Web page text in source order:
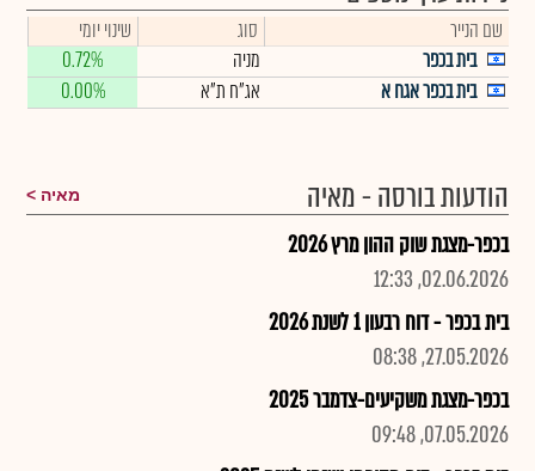
שם הנייר סוג
שינוי יומי
בית בכפר
מניה
0.72%
בית בכפר אגח א
אג"ח ת"א 0.00%
הודעות בורסה - מאיה מאיה
בכפר-מצגת שוק ההון מרץ 2026
02.06.2026, 12:33
בית בכפר - דוח רבעון 1 לשנת 2026
27.05.2026, 08:38
בכפר-מצגת משקיעים-צדמבר 2025
07.05.2026, 09:48